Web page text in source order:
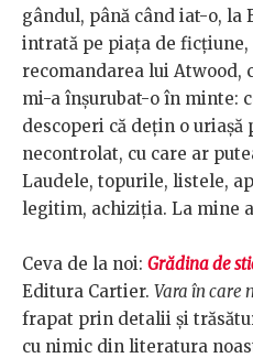
gândul, până când iat-o, la
intrată pe piața de ficțiune,
recomandarea lui Atwood,
mi-a înșurubat-o în minte:
descoperi că dețin o uriașă
necontrolat, cu care ar
Laudele, topurile, listele,
legitim, achiziția. La mine
Ceva de la noi: Grădina de
Editura Cartier. Vara în care
frapat prin detalii și
cu nimic din literatura